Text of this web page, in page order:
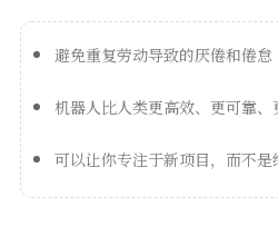
避免重复劳动导致的厌倦和倦怠
机器人比人类更高效、更可靠、
可以让你专注于新项目，而不是